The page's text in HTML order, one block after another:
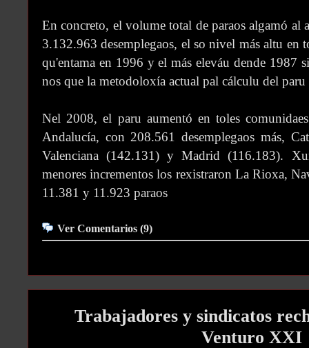
En concreto, el volume total de paraos algamó al
3.132.963 desemplegaos, el so nivel más altu en
qu'entama en 1996 y el más eleváu dende 1987
nos que la metodoloxía actual pal cálculu del
Nel 2008, el paru aumentó en toles
Andalucía, con 208.561 desemplegaos más,
Valenciana (142.131) y Madrid (116.183).
menores incrementos los rexistraron La Rioxa,
11.381 y 11.923 paraos
Ver Comentarios (9)
Trabajadores y sindicatos
Venturo XXI